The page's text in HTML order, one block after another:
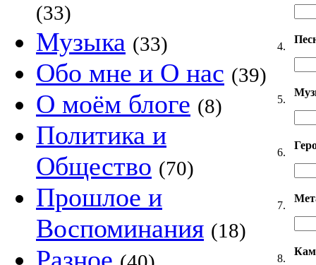
(33)
Музыка (33)
Обо мне и О нас (39)
О моём блоге (8)
Политика и
Общество (70)
Прошлое и
Воспоминания (18)
4.
5.
6.
7.
8.